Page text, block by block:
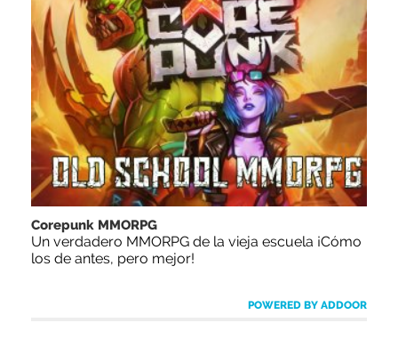
Corepunk MMORPG
Un verdadero MMORPG de la vieja escuela ¡Cómo
los de antes, pero mejor!
POWERED BY ADDOOR